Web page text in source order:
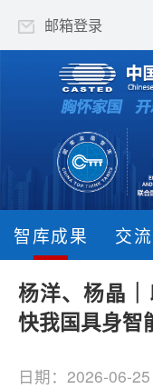
邮箱登录
智库成果 交
杨洋、杨晶
快我国具身智
日期：2026-06-25